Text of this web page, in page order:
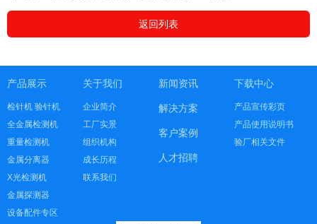
返回列表
产品展示
检针机 验针机
全金属检测机
重量检测机
金属分离器
X光检测机
金属探测器
设备配件专区
关于我们
企业简介
工厂实景
组织机构
成长历程
联系我们
新闻资讯
解决方案
客户案例
人才招聘
下载中心
产品宣传彩页
产品使用说明书
验厂相关文件